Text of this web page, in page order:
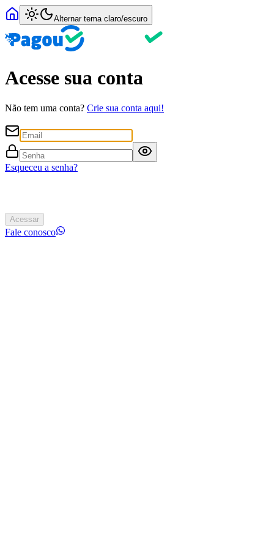
Alternar tema claro/escuro
Acesse sua conta
Não tem uma conta? Crie sua conta aqui!
Esqueceu a senha?
Acessar
Fale conosco